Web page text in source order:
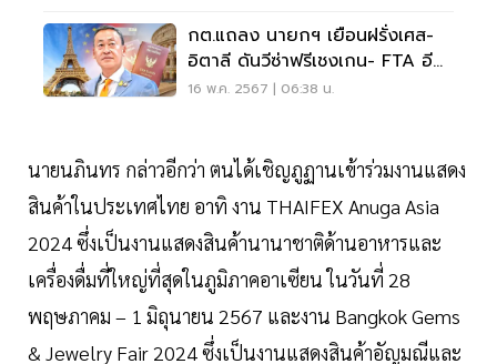
กต.แถลง นายกฯ เยือนฝรั่งเศส-
อิตาลี ดันวีซ่าฟรีเชงเกน- FTA อียู
ภายในปี 68
16 พ.ค. 2567 | 06:38 น.
นายนภินทร กล่าวอีกว่า ตนได้เชิญภูฏานเข้าร่วมงานแสดง
สินค้าในประเทศไทย อาทิ งาน THAIFEX Anuga Asia
2024 ซึ่งเป็นงานแสดงสินค้านานาชาติด้านอาหารและ
เครื่องดื่มที่ใหญ่ที่สุดในภูมิภาคอาเซียน ในวันที่ 28
พฤษภาคม – 1 มิถุนายน 2567 และงาน Bangkok Gems
& Jewelry Fair 2024 ซึ่งเป็นงานแสดงสินค้าอัญมณีและ